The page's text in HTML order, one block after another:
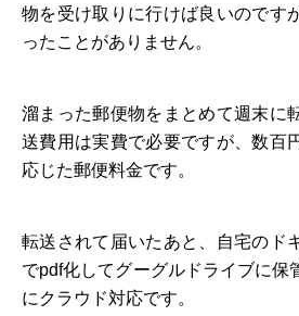
物を受け取りに行けば良いのです
ったことがありません。
溜まった郵便物をまとめて週末に
送費用は実費で必要ですが、数百
応じた郵便料金です。
転送されて届いたあと、自宅のド
でpdf化してグーグルドライブに保
にクラウド対応です。